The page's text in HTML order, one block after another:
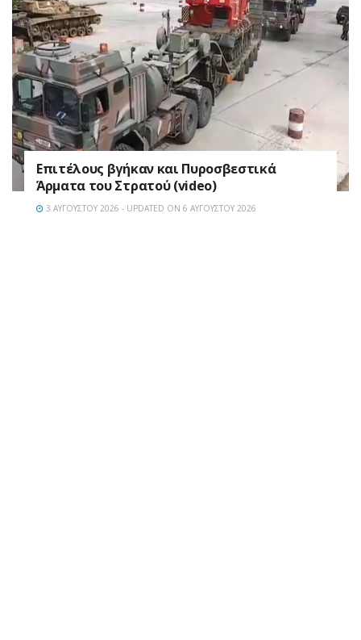
Επιτέλους βγήκαν και Πυροσβεστικά
Άρματα του Στρατού (video)
3 ΑΥΓΟΎΣΤΟΥ 2026 - UPDATED ON 6 ΑΥΓΟΎΣΤΟΥ 2026